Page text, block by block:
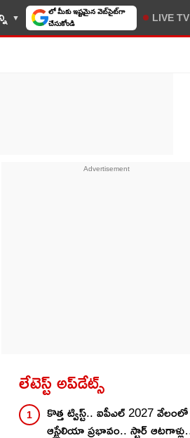
10TV సెలెక్ట్ చేసుకోండి LIVE TV
లేటెస్ట్ అప్‌డేట్స్
కొత్త ట్విస్ట్.. ఐపీఎల్‌ 2027 వేలంలో
ఆస్ట్రేలియా ప్రభావం.. స్టార్ ఆటగాళ్లు